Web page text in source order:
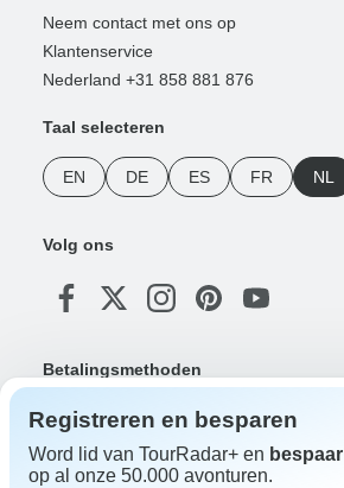
Neem contact met ons op
Klantenservice
Nederland +31 858 881 876
Taal selecteren
EN DE ES FR NL
Volg ons
Betalingsmethoden
Registreren en besparen
Word lid van TourRadar+ en
op al onze 50.000 avonturen.